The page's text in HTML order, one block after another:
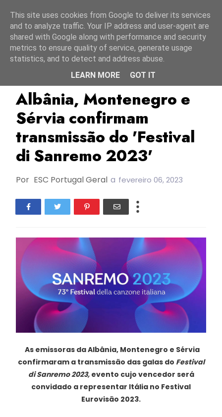
ESC2023 Itália
Albânia, Montenegro e
Sérvia confirmam
transmissão do 'Festival
di Sanremo 2023'
Por ESC Portugal Geral a fevereiro 06, 2023
As emissoras da Albânia, Montenegro e Sérvia
confirmaram a transmissão das galas do Festival
di Sanremo 2023,evento cujo vencedor será
convidado a representar Itália no Festival
Eurovisão 2023.
This site uses cookies from Google to deliver its services
and to analyze traffic. Your IP address and user-agent are
shared with Google along with performance and security
metrics to ensure quality of service, generate usage
statistics, and to detect and address abuse.
LEARN MORE
GOT IT